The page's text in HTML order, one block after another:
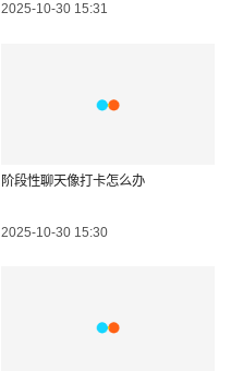
2025-10-30 15:31
阶段性聊天像打卡怎么办
2025-10-30 15:30